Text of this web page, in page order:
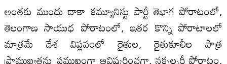
అంతకు ముందు దాకా కమ్యూనిస్టు పార్టీ తెభాగ పోరాటంలో,
తెలంగాణ సాయుధ పోరాటంలో, ఇతర కొన్ని పోరాటాలలో
మాత్రమే దేశ విప్లవంలో రైతుల, రైతుకూలీల పాత్ర
ప్రాముఖ్యతను ప్రముఖంగా ఆవిష్కరించగా, నక్సల్బరీ పోరాటం,